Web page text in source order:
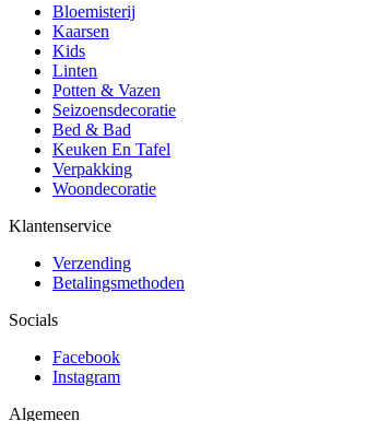
Bloemisterij
Kaarsen
Kids
Linten
Potten & Vazen
Seizoensdecoratie
Bed & Bad
Keuken En Tafel
Verpakking
Woondecoratie
Klantenservice
Verzending
Betalingsmethoden
Socials
Facebook
Instagram
Algemeen